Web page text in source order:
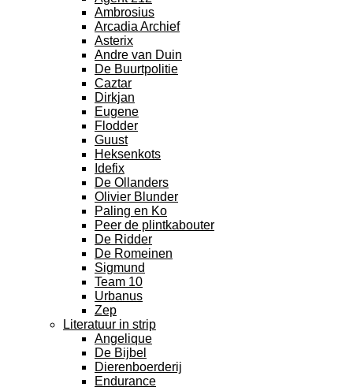
Ambrosius
Arcadia Archief
Asterix
Andre van Duin
De Buurtpolitie
Caztar
Dirkjan
Eugene
Flodder
Guust
Heksenkots
Idefix
De Ollanders
Olivier Blunder
Paling en Ko
Peer de plintkabouter
De Ridder
De Romeinen
Sigmund
Team 10
Urbanus
Zep
Literatuur in strip
Angelique
De Bijbel
Dierenboerderij
Endurance